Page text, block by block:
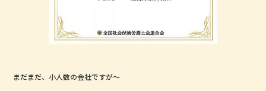
まだまだ、小人数の会社ですが～